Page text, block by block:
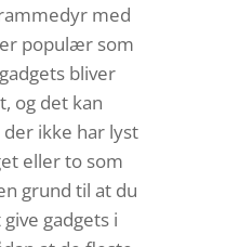
med
populær som
bliver
og det kan
ikke har lyst
eller to som
grund til at du
gadgets i